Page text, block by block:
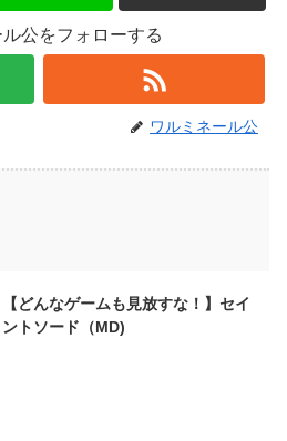
公をフォローする
ワルミネール公
【どんなゲームも見放すな！】セイ
ントソード（MD)